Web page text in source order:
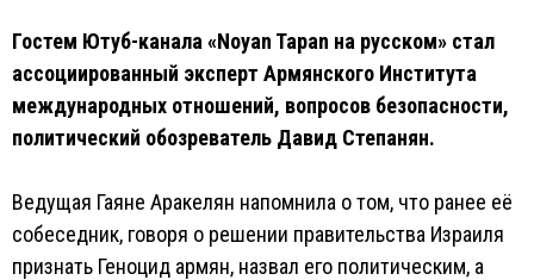
Гостем Ютуб-канала «Noyan Tapan на русском» стал
ассоциированный эксперт Армянского Института
международных отношений, вопросов безопасности,
политический обозреватель Давид Степанян.
Ведущая Гаяне Аракелян напомнила о том, что ранее её
собеседник, говоря о решении правительства Израиля
признать Геноцид армян, назвал его политическим, а